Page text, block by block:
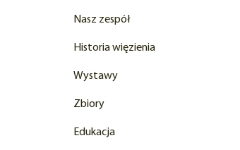
Nasz zespół
Historia więzienia
Wystawy
Zbiory
Edukacja